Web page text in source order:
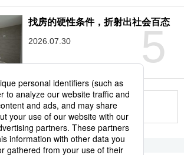
5
找房的硬性条件，折射出社会百态
2026.07.30
更多